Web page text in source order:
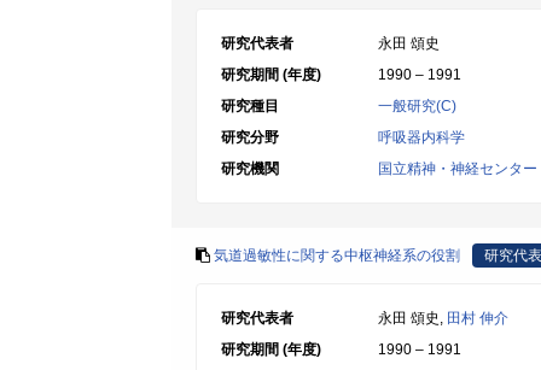
研究代表者
永田 頌史
研究期間 (年度)
1990 – 1991
研究種目
一般研究(C)
研究分野
呼吸器内科学
研究機関
国立精神・神経センター
気道過敏性に関する中枢神経系の役割 研究代
研究代表者 永田 頌史, 田村 伸介
研究期間 (年度)
1990 – 1991